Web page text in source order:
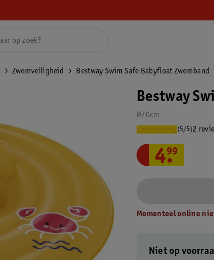
Zwemveiligheid Bestway Swim Safe Babyfloat Zwemband
Bestway
Ø70cm
(5/5)2
4.
99
Momenteel online
Niet op